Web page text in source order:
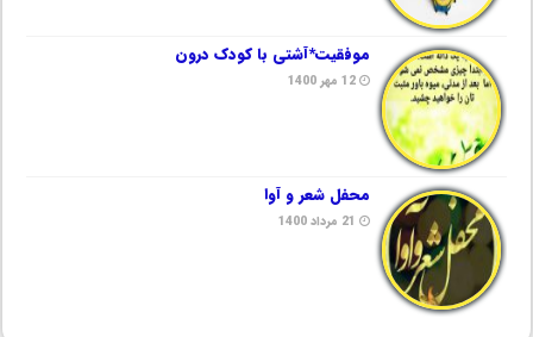
موفقیت*آشتی با کودک درون
12 مهر 1400
محفل شعر و آوا
21 مرداد 1400